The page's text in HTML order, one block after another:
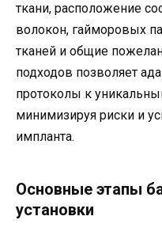
ткани, расположение
волокон, гайморовых
тканей и общие
подходов позволяет
протоколы к
минимизируя риски и
импланта.
Основные этапы
установки